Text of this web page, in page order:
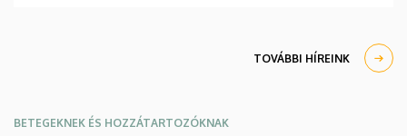
TOVÁBBI HÍREINK
BETEGEKNEK ÉS HOZZÁTARTOZÓKNAK